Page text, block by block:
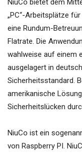
NiuCo bietet dem
„PC“-Arbeitsplätze
eine Rundum-
Flatrate. Die
wahlweise auf einem
ausgelagert in
Sicherheitsstandard.
amerikanische
Sicherheitslücken
NiuCo ist ein
von Raspberry PI.